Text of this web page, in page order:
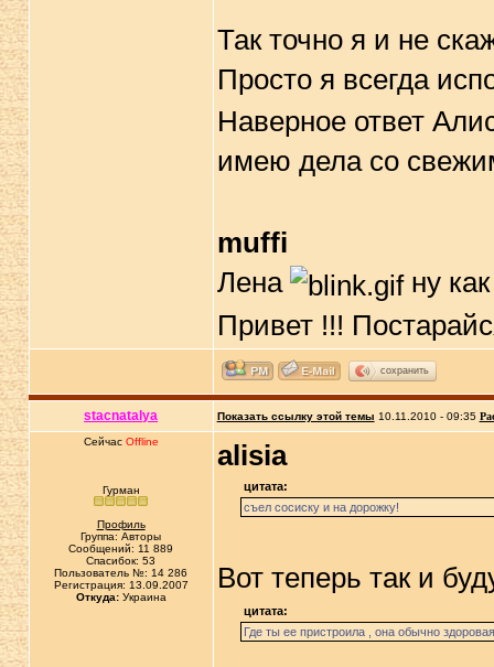
Так точно я и не
Просто я всегда
Наверное ответ
имею дела со
muffi
Лена
ну
Привет !!!
сохранить
stacnatalya Показать ссылку этой темы 10.11.2010 - 09:35
Сейчас Offline
Гурман
Профиль
Группа: Авторы
Сообщений: 11 889
Спасибок: 53
Пользователь №: 14 286
Регистрация: 13.09.2007
Откуда:Украина
alisia
цитата:
съел сосиску и на дорожку!
Вот теперь так и
цитата:
Где ты ее пристроила , онa обычно